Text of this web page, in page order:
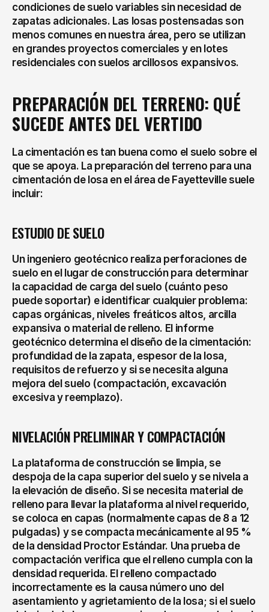
condiciones de suelo variables sin necesidad de
zapatas adicionales. Las losas postensadas son
menos comunes en nuestra área, pero se utilizan
en grandes proyectos comerciales y en lotes
residenciales con suelos arcillosos expansivos.
PREPARACIÓN DEL TERRENO: QUÉ
SUCEDE ANTES DEL VERTIDO
La cimentación es tan buena como el suelo sobre el
que se apoya. La preparación del terreno para una
cimentación de losa en el área de Fayetteville suele
incluir:
ESTUDIO DE SUELO
Un ingeniero geotécnico realiza perforaciones de
suelo en el lugar de construcción para determinar
la capacidad de carga del suelo (cuánto peso
puede soportar) e identificar cualquier problema:
capas orgánicas, niveles freáticos altos, arcilla
expansiva o material de relleno. El informe
geotécnico determina el diseño de la cimentación:
profundidad de la zapata, espesor de la losa,
requisitos de refuerzo y si se necesita alguna
mejora del suelo (compactación, excavación
excesiva y reemplazo).
NIVELACIÓN PRELIMINAR Y COMPACTACIÓN
La plataforma de construcción se limpia, se
despoja de la capa superior del suelo y se nivela a
la elevación de diseño. Si se necesita material de
relleno para llevar la plataforma al nivel requerido,
se coloca en capas (normalmente capas de 8 a 12
pulgadas) y se compacta mecánicamente al 95 %
de la densidad Proctor Estándar. Una prueba de
compactación verifica que el relleno cumpla con la
densidad requerida. El relleno compactado
incorrectamente es la causa número uno del
asentamiento y agrietamiento de la losa; si el suelo